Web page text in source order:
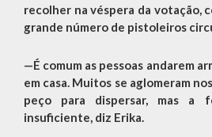
recolher na véspera da votação,
grande número de pistoleiros
—É comum as pessoas andarem
em casa. Muitos se aglomeram
peço para dispersar, mas
insuficiente, diz Erika.